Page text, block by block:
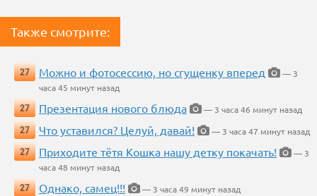
Также смотрите:
27 Можно и фотосессию, но сгущенку вперед
— 3
часа 45 минут назад
27
Презентация нового блюда
— 3 часа 46 минут назад
27
Что уставился? Целуй, давай!
— 3 часа 47 минут назад
27
Приходите тётя Кошка нашу детку покачать!
— 3
часа 48 минут назад
27
Однако, самец!!!
— 3 часа 49 минут назад